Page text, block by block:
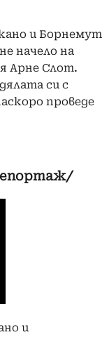
и Борнемут
начело на
Арне Слот.
си с
проведе
и